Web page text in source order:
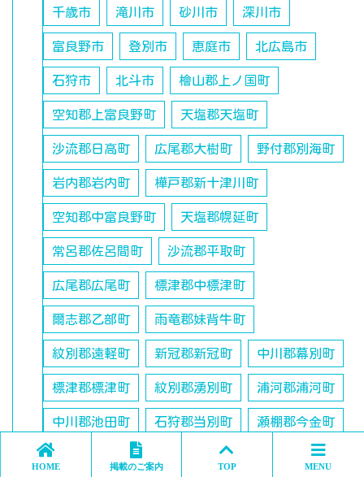
千歳市 滝川市 砂川市 深川市
富良野市 登別市 恵庭市 北広島市
石狩市 北斗市 檜山郡上ノ国町
空知郡上富良野町 天塩郡天塩町
沙流郡日高町 広尾郡大樹町 野付郡別海町
岩内郡岩内町 樺戸郡新十津川町
空知郡中富良野町 天塩郡幌延町
常呂郡佐呂間町 沙流郡平取町
広尾郡広尾町 標津郡中標津町
爾志郡乙部町 雨竜郡妹背牛町
紋別郡遠軽町 新冠郡新冠町 中川郡幕別町
標津郡標津町 紋別郡湧別町 浦河郡浦河町
中川郡池田町 石狩郡当別町 瀬棚郡今金町
紋別郡滝上町 中川郡豊頃町 松前郡松前町
HOME 掲載のご案内 TOP MENU